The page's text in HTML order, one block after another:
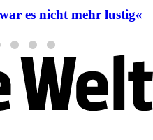
es nicht mehr lustig«